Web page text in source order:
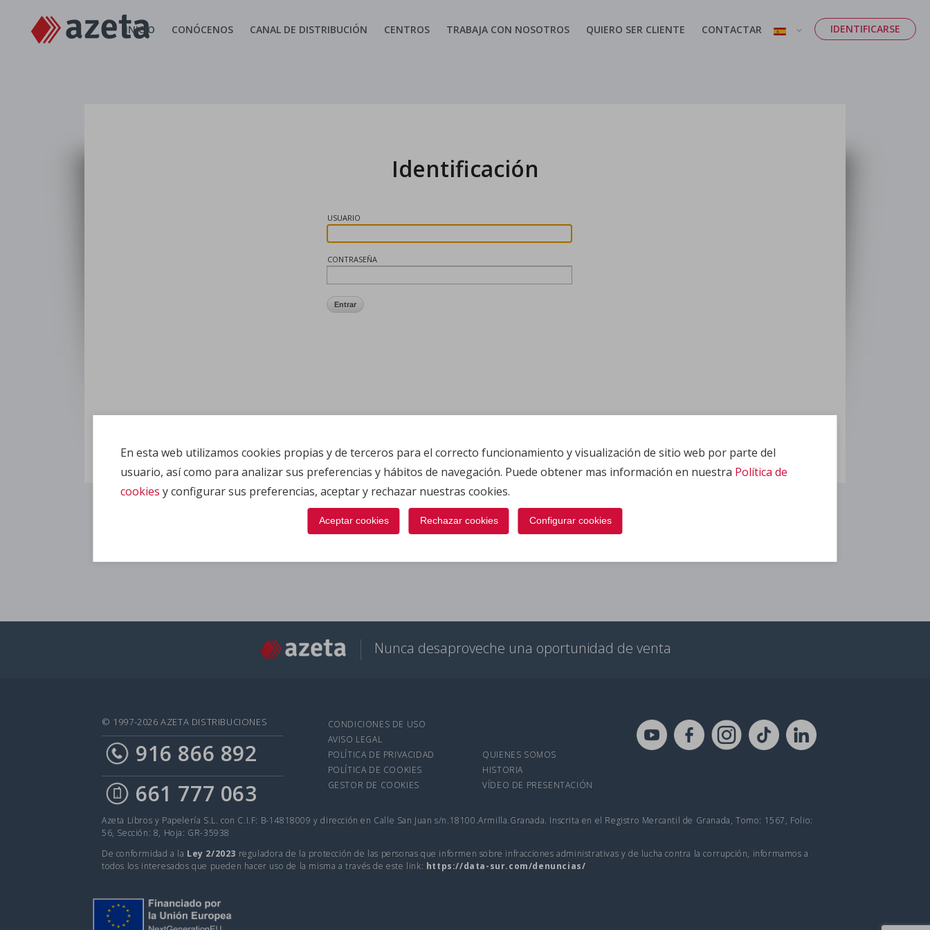
En esta web utilizamos cookies propias y de terceros para el correcto funcionamiento y visualización de sitio web por parte del
usuario, así como para analizar sus preferencias y hábitos de navegación. Puede obtener mas información en nuestra Política de
cookies y configurar sus preferencias, aceptar y rechazar nuestras cookies.
Aceptar cookies Rechazar cookies Configurar cookies
INICIO CONÓCENOS CANAL DE DISTRIBUCIÓN CENTROS TRABAJA CON NOSOTROS QUIERO SER CLIENTE CONTACTAR IDENTIFICARSE
Identificación
USUARIO
CONTRASEÑA
Entrar
Nunca desaproveche una oportunidad de venta
© 1997-2026 AZETA DISTRIBUCIONES
916 866 892
661 777 063
CONDICIONES DE USO
AVISO LEGAL
POLÍTICA DE PRIVACIDAD
POLÍTICA DE COOKIES
GESTOR DE COOKIES
QUIENES SOMOS
HISTORIA
VÍDEO DE PRESENTACIÓN
Azeta Libros y Papelería S.L. con C.I.F: B-14818009 y dirección en Calle San Juan s/n.18100.Armilla.Granada. Inscrita en el Registro Mercantil de Granada, Tomo: 1567, Folio:
56, Sección: 8, Hoja: GR-35938
De conformidad a la Ley 2/2023 reguladora de la protección de las personas que informen sobre infracciones administrativas y de lucha contra la corrupción, informamos a
todos los interesados que pueden hacer uso de la misma a través de este link: https://data-sur.com/denuncias/